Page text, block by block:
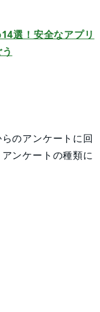
選！安全なアプリ
のアンケートに回
ンケートの種類に